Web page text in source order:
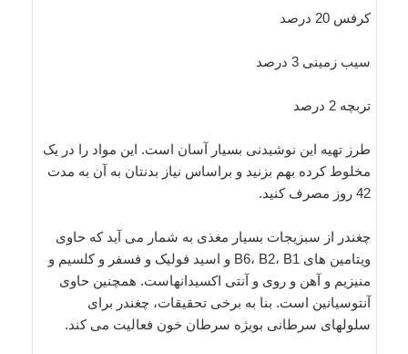
کرفس 20 درصد
سیب زمینی 3 درصد
تربچه 2 درصد
طرز تهیه این نوشیدنی بسیار آسان است. این مواد را در یک
مخلوط کرده بهم بزنید و براساس نیاز بدنتان به آن به مدت
42 روز مصرف کنید.
چغندر از سبزیجات بسیار مغذی به شمار می آید که حاوی
ویتامین های B6، B2، B1 و اسید فولیک و فسفر و کلسیم و
منیزیم و آهن و روی و آنتی اکسیدانهاست. همچنین حاوی
آنتوسیانین است. بنا به برخی تحقیقات، چغندر برای
سلولهای سرطانی بویژه سرطان خون فعالیت می کند.